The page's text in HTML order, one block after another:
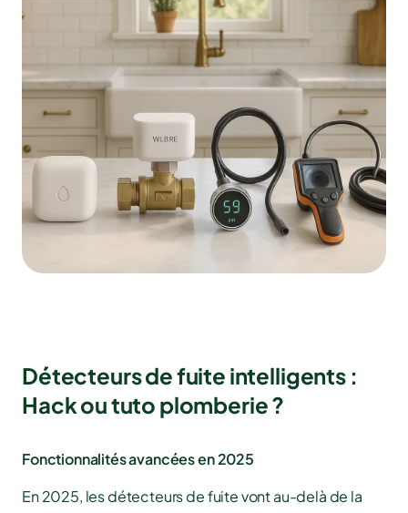
Détecteurs de fuite intelligents :
Hack ou tuto plomberie ?
Fonctionnalités avancées en 2025
En 2025, les détecteurs de fuite vont au-delà de la